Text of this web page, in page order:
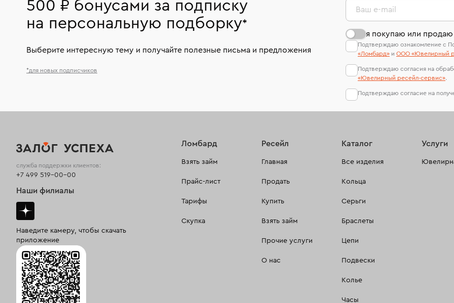
500 ₽ бонусами за подписку
на персональную подборку*
Выберите интересную тему и получайте полезные письма и предложения
*для новых подписчиков
Ваш e-mail
я покупаю или
Подтверждаю ознакомление с
«Ломбард» и ООО «Ювелирный
Подтверждаю согласия на
«Ювелирный ресейл-сервиc».
Подтверждаю согласие на
Ломбард
Взять займ
Прайс-лист
Тарифы
Скупка
Ресейл
Главная
Продать
Купить
Взять займ
Прочие услуги
О нас
Каталог
Все изделия
Кольца
Серьги
Браслеты
Цепи
Подвески
Колье
Часы
Услуги
служба поддержки клиентов:
+7 499 519-00-00
Наши филиалы
Наведите камеру, чтобы скачать
приложение